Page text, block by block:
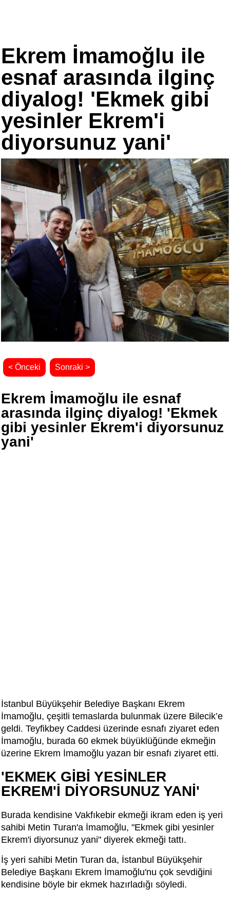
Ekrem İmamoğlu ile
esnaf arasında ilginç
diyalog! 'Ekmek gibi
yesinler Ekrem'i
diyorsunuz yani'
< Önceki Sonraki >
Ekrem İmamoğlu ile esnaf
arasında ilginç diyalog! 'Ekmek
gibi yesinler Ekrem'i diyorsunuz
yani'
İstanbul Büyükşehir Belediye Başkanı Ekrem
İmamoğlu, çeşitli temaslarda bulunmak üzere Bilecik’e
geldi. Teyfikbey Caddesi üzerinde esnafı ziyaret eden
İmamoğlu, burada 60 ekmek büyüklüğünde ekmeğin
üzerine Ekrem İmamoğlu yazan bir esnafı ziyaret etti.
'EKMEK GİBİ YESİNLER
EKREM'İ DİYORSUNUZ YANİ'
Burada kendisine Vakfıkebir ekmeği ikram eden iş yeri
sahibi Metin Turan'a İmamoğlu, "Ekmek gibi yesinler
Ekrem'i diyorsunuz yani" diyerek ekmeği tattı.
İş yeri sahibi Metin Turan da, İstanbul Büyükşehir
Belediye Başkanı Ekrem İmamoğlu'nu çok sevdiğini
kendisine böyle bir ekmek hazırladığı söyledi.